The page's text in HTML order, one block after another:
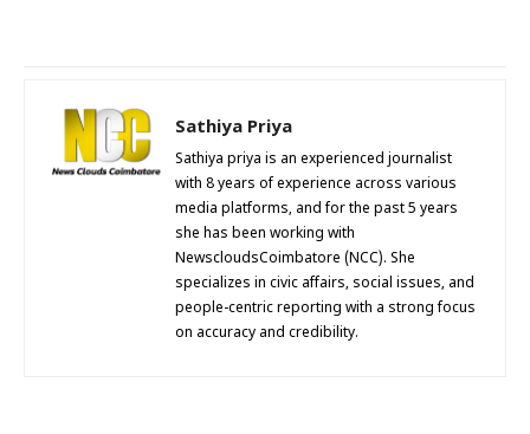
Sathiya Priya
Sathiya priya is an experienced journalist
with 8 years of experience across various
media platforms, and for the past 5 years
she has been working with
NewscloudsCoimbatore (NCC). She
specializes in civic affairs, social issues, and
people-centric reporting with a strong focus
on accuracy and credibility.